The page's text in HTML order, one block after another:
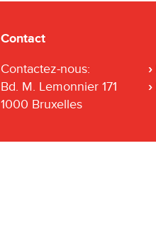
Contact
Contactez-nous:
Bd. M. Lemonnier 171
1000 Bruxelles